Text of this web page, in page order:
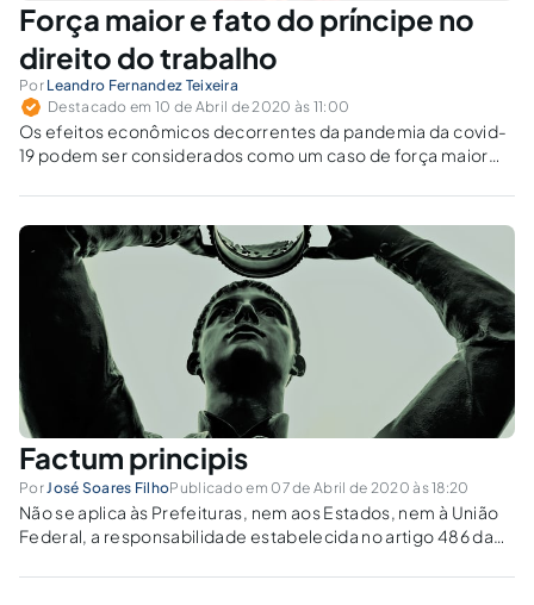
Força maior e fato do príncipe no
direito do trabalho
Por Leandro Fernandez Teixeira
Destacado em 10 de Abril de 2020 às 11:00
Os efeitos econômicos decorrentes da pandemia da covid-
19 podem ser considerados como um caso de força maior
regula situações excepcionais.
Factum principis
Por José Soares FilhoPublicado em 07 de Abril de 2020 às 18:20
Não se aplica às Prefeituras, nem aos Estados, nem à União
Federal, a responsabilidade estabelecida no artigo 486 da